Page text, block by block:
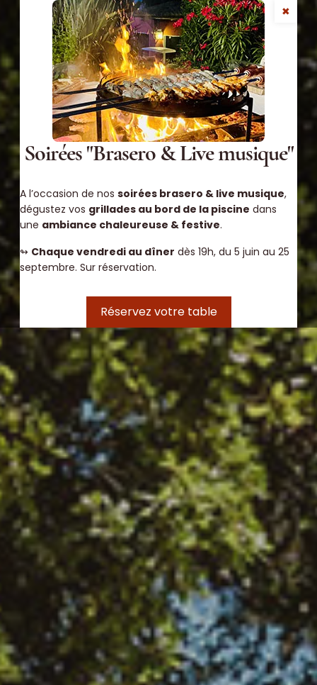
EN
MENU
✖
Soirées "Brasero & Live musique"
A l’occasion de nos soirées brasero & live musique,
dégustez vos grillades au bord de la piscine dans
une ambiance chaleureuse & festive.
↬ Chaque vendredi au dîner dès 19h, du 5 juin au 25
septembre. Sur réservation.
Réservez votre table